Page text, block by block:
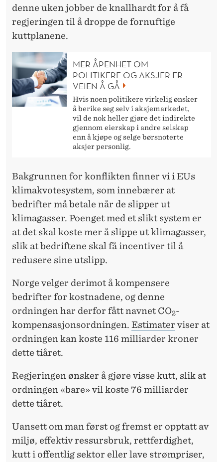
denne uken jobber de knallhardt for å få
regjeringen til å droppe de fornuftige
kuttplanene.
MER ÅPENHET OM
POLITIKERE OG AKSJER ER
VEIEN Å GÅ
Hvis noen politikere virkelig ønsker
å berike seg selv i aksjemarkedet,
vil de nok heller gjøre det indirekte
gjennom eierskap i andre selskap
enn å kjøpe og selge børsnoterte
aksjer personlig.
Bakgrunnen for konflikten finner vi i EUs
klimakvotesystem, som innebærer at
bedrifter må betale når de slipper ut
klimagasser. Poenget med et slikt system er
at det skal koste mer å slippe ut klimagasser,
slik at bedriftene skal få incentiver til å
redusere sine utslipp.
Norge velger derimot å kompensere
bedrifter for kostnadene, og denne
ordningen har derfor fått navnet CO2-
kompensasjonsordningen. Estimater viser at
ordningen kan koste 116 milliarder kroner
dette tiåret.
Regjeringen ønsker å gjøre visse kutt, slik at
ordningen «bare» vil koste 76 milliarder
dette tiåret.
Uansett om man først og fremst er opptatt av
miljø, effektiv ressursbruk, rettferdighet,
kutt i offentlig sektor eller lave strømpriser,